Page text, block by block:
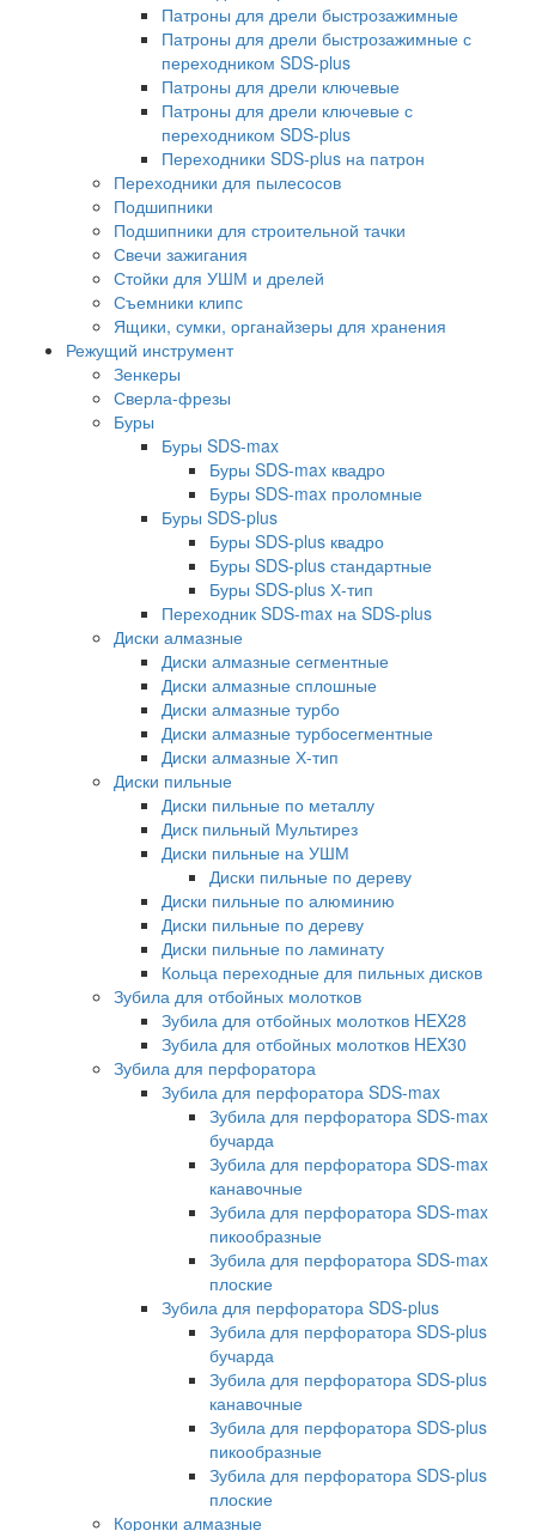
Патроны для дрели быстрозажимные
Патроны для дрели быстрозажимные с
переходником SDS-plus
Патроны для дрели ключевые
Патроны для дрели ключевые с
переходником SDS-plus
Переходники SDS-plus на патрон
Переходники для пылесосов
Подшипники
Подшипники для строительной тачки
Свечи зажигания
Стойки для УШМ и дрелей
Съемники клипс
Ящики, сумки, органайзеры для хранения
Режущий инструмент
Зенкеры
Сверла-фрезы
Буры
Буры SDS-max
Буры SDS-max квадро
Буры SDS-max проломные
Буры SDS-plus
Буры SDS-plus квадро
Буры SDS-plus стандартные
Буры SDS-plus Х-тип
Переходник SDS-max на SDS-plus
Диски алмазные
Диски алмазные сегментные
Диски алмазные сплошные
Диски алмазные турбо
Диски алмазные турбосегментные
Диски алмазные Х-тип
Диски пильные
Диски пильные по металлу
Диск пильный Мультирез
Диски пильные на УШМ
Диски пильные по дереву
Диски пильные по алюминию
Диски пильные по дереву
Диски пильные по ламинату
Кольца переходные для пильных дисков
Зубила для отбойных молотков
Зубила для отбойных молотков HEX28
Зубила для отбойных молотков HEX30
Зубила для перфоратора
Зубила для перфоратора SDS-max
Зубила для перфоратора SDS-max
бучарда
Зубила для перфоратора SDS-max
канавочные
Зубила для перфоратора SDS-max
пикообразные
Зубила для перфоратора SDS-max
плоские
Зубила для перфоратора SDS-plus
Зубила для перфоратора SDS-plus
бучарда
Зубила для перфоратора SDS-plus
канавочные
Зубила для перфоратора SDS-plus
пикообразные
Зубила для перфоратора SDS-plus
плоские
Коронки алмазные